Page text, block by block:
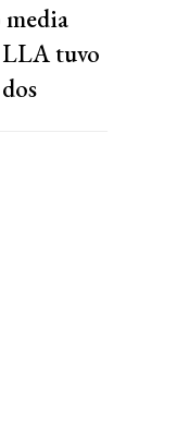
media
LLA tuvo